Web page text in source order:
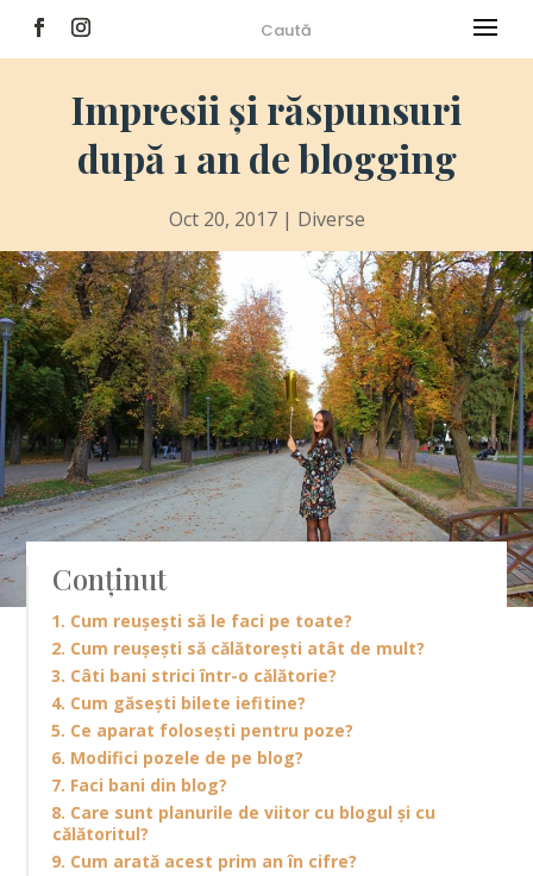
Impresii și răspunsuri
după 1 an de blogging
Oct 20, 2017| Diverse
Conținut
1. Cum reușești să le faci pe toate?
2. Cum reușești să călătorești atât de mult?
3. Câti bani strici într-o călătorie?
4. Cum găsești bilete iefitine?
5. Ce aparat folosești pentru poze?
6. Modifici pozele de pe blog?
7. Faci bani din blog?
8. Care sunt planurile de viitor cu blogul și cu
călătoritul?
9. Cum arată acest prim an în cifre?